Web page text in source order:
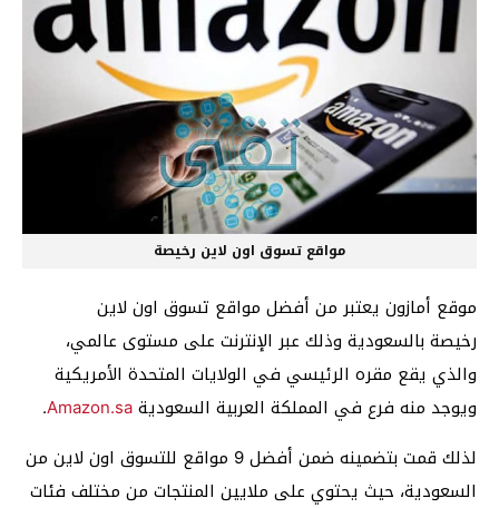
مواقع تسوق اون لاين رخيصة
موقع أمازون يعتبر من أفضل مواقع تسوق اون لاين
رخيصة بالسعودية وذلك عبر الإنترنت على مستوى عالمي،
والذي يقع مقره الرئيسي في الولايات المتحدة الأمريكية
ويوجد منه فرع في المملكة العربية السعوديةAmazon.sa
.
لذلك قمت بتضمينه ضمن أفضل 9 مواقع للتسوق اون لاين من
السعودية، حيث يحتوي على ملايين المنتجات من مختلف فئات